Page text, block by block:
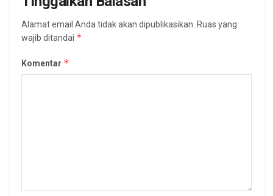
Alamat email Anda tidak akan dipublikasikan. Ruas yang
wajib ditandai *
Komentar *